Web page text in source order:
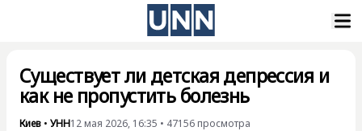
Существует ли детская депрессия и
как не пропустить болезнь
Киев • УНН12 мая 2026, 16:35 • 47156 просмотра